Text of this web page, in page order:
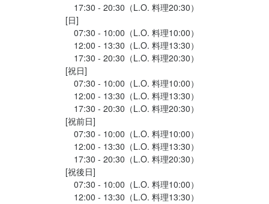
17:30 - 20:30（L.O. 料理20:30）
[日]
07:30 - 10:00（L.O. 料理10:00）
12:00 - 13:30（L.O. 料理13:30）
17:30 - 20:30（L.O. 料理20:30）
[祝日]
07:30 - 10:00（L.O. 料理10:00）
12:00 - 13:30（L.O. 料理13:30）
17:30 - 20:30（L.O. 料理20:30）
[祝前日]
07:30 - 10:00（L.O. 料理10:00）
12:00 - 13:30（L.O. 料理13:30）
17:30 - 20:30（L.O. 料理20:30）
[祝後日]
07:30 - 10:00（L.O. 料理10:00）
12:00 - 13:30（L.O. 料理13:30）